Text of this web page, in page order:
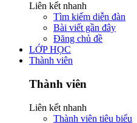
Liên kết nhanh
Tìm kiếm diễn đàn
Bài viết gần đây
Đăng chủ đề
LỚP HỌC
Thành viên
Thành viên
Liên kết nhanh
Thành viên tiêu biểu